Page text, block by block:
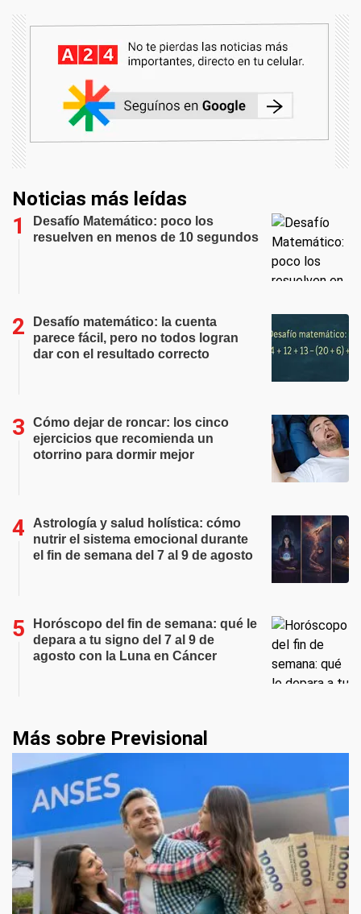
Noticias más leídas
Desafío Matemático: poco los
resuelven en menos de 10 segundos
Desafío matemático: la cuenta
parece fácil, pero no todos logran
dar con el resultado correcto
Cómo dejar de roncar: los cinco
ejercicios que recomienda un
otorrino para dormir mejor
Astrología y salud holística: cómo
nutrir el sistema emocional durante
el fin de semana del 7 al 9 de agosto
Horóscopo del fin de semana: qué le
depara a tu signo del 7 al 9 de
agosto con la Luna en Cáncer
Más sobre Previsional